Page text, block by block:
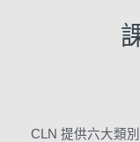
CLN 提供六大類